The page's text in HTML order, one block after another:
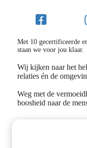
Met 10 gecertificeerde
staan we voor jou klaar.
Wij kijken naar het
relaties én de
Weg met de
boosheid naar de